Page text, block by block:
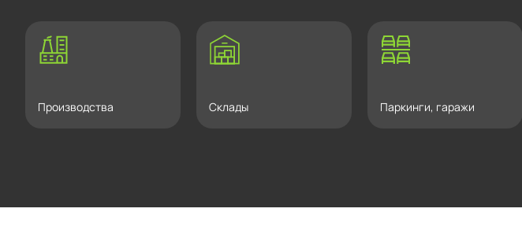
Производства Склады Паркинги, гаражи